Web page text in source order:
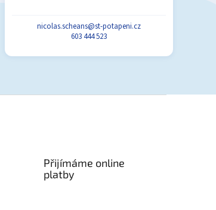
nicolas.scheans@st-potapeni.cz
603 444 523
Přijímáme online
platby